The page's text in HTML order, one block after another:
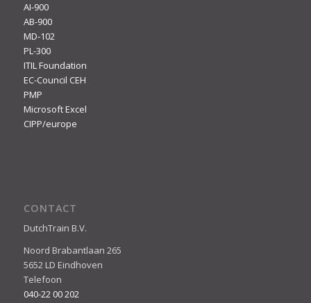
AI-900
AB-900
MD-102
PL-300
ITIL Foundation
EC-Council CEH
PMP
Microsoft Excel
CIPP/europe
CONTACT
DutchTrain B.V.
Noord Brabantlaan 265
5652 LD Eindhoven
Telefoon
040-22 00 202